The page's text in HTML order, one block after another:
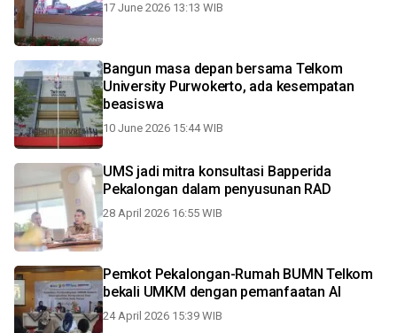
17 June 2026 13:13 WIB
Bangun masa depan bersama Telkom
University Purwokerto, ada kesempatan
beasiswa
10 June 2026 15:44 WIB
UMS jadi mitra konsultasi Bapperida
Pekalongan dalam penyusunan RAD
28 April 2026 16:55 WIB
Pemkot Pekalongan-Rumah BUMN Telkom
bekali UMKM dengan pemanfaatan AI
24 April 2026 15:39 WIB